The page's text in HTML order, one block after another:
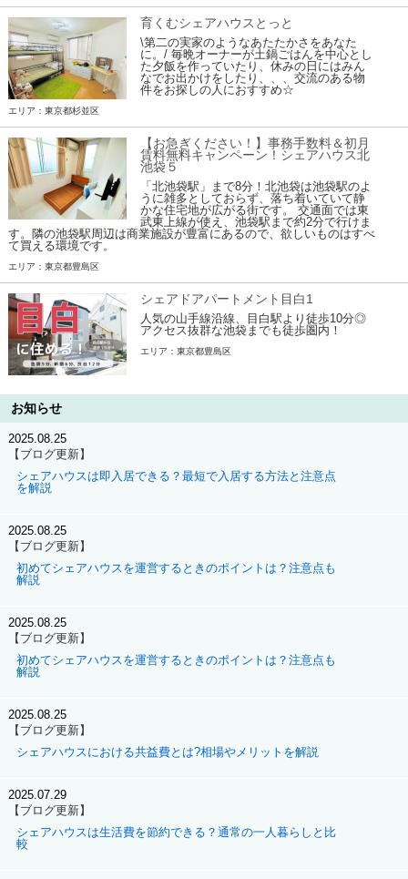
育くむシェアハウスとっと
\第二の実家のようなあたたかさをあなた
に。/ 毎晩オーナーが土鍋ごはんを中心とし
た夕飯を作っていたり、休みの日にはみん
なでお出かけをしたり、、、交流のある物
件をお探しの人におすすめ☆
エリア：東京都杉並区
【お急ぎください！】事務手数料＆初月
賃料無料キャンペーン！シェアハウス北
池袋５
「北池袋駅」まで8分！北池袋は池袋駅のよ
うに雑多としておらず、落ち着いていて静
かな住宅地が広がる街です。 交通面では東
武東上線が使え、池袋駅まで約2分で行けま
す。隣の池袋駅周辺は商業施設が豊富にあるので、欲しいものはすべ
て買える環境です。
エリア：東京都豊島区
シェアドアパートメント目白1
人気の山手線沿線、目白駅より徒歩10分◎
アクセス抜群な池袋までも徒歩圏内！
エリア：東京都豊島区
お知らせ
2025.08.25
【ブログ更新】
シェアハウスは即入居できる？最短で入居する方法と注意点
を解説
2025.08.25
【ブログ更新】
初めてシェアハウスを運営するときのポイントは？注意点も
解説
2025.08.25
【ブログ更新】
初めてシェアハウスを運営するときのポイントは？注意点も
解説
2025.08.25
【ブログ更新】
シェアハウスにおける共益費とは?相場やメリットを解説
2025.07.29
【ブログ更新】
シェアハウスは生活費を節約できる？通常の一人暮らしと比
較